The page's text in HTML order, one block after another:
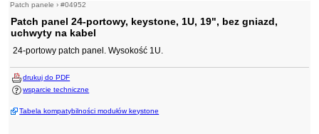
Patch panele ›#04952
Patch panel 24-portowy, keystone, 1U, 19", bez gniazd,
uchwyty na kabel
24-portowy patch panel. Wysokość 1U.
drukuj do PDF
wsparcie techniczne
Tabela kompatybilności modułów keystone